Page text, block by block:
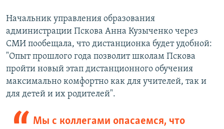
Начальник управления образования
администрации Пскова Анна Кузыченко через
СМИ пообещала, что дистанционка будет удобной:
"Опыт прошлого года позволит школам Пскова
пройти новый этап дистанционного обучения
максимально комфортно как для учителей, так и
для детей и их родителей".
Мы с коллегами опасаемся, что